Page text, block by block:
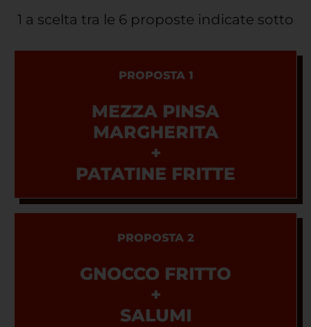
1 a scelta tra le 6 proposte indicate sotto
PROPOSTA 1
MEZZA PINSA
MARGHERITA
+
PATATINE FRITTE
PROPOSTA 2
GNOCCO FRITTO
+
SALUMI